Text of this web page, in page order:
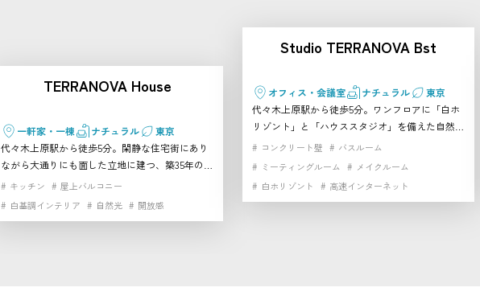
TERRANOVA House
一軒家・一棟 ナチュラル
東京
代々木上原駅から徒歩5分。閑静な住宅街にあり
ながら大通りにも面した立地に建つ、築35年の古
民家をリノベーションした2階建て一軒家スタジ
キッチン
屋上バルコニー
白基調インテリア
自然光 開放感
Studio TERRANOVA Bst
オフィス・会議室 ナチュラル
東京
代々木上原駅から徒歩5分。ワンフロアに「白ホ
リゾント」と「ハウススタジオ」を備えた自然光
スタジオです。 白ホリゾントは横幅7m弱と広
とに変化する緑が背景となり、ナチュラルな雰囲
コンクリート壁
バスルーム
ミーティングルーム
メイクルーム
白ホリゾント
高速インターネット